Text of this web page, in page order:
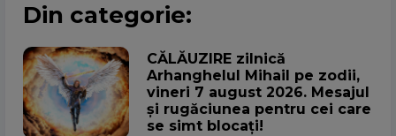
Din categorie:
CĂLĂUZIRE zilnică
Arhanghelul Mihail pe zodii,
vineri 7 august 2026. Mesajul
și rugăciunea pentru cei care
se simt blocați!